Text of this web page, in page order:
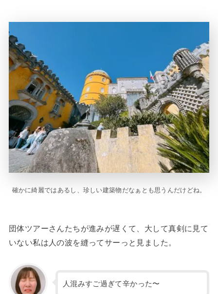
確かに綺麗ではあるし、珍しい建築物だなぁとも思うんだけどね。
団体ツアーさんたちが進みが遅くて、大して真剣に見て
いない私は人の波を縫ってサーっと見ました。
人混みすご過ぎて辛かった〜